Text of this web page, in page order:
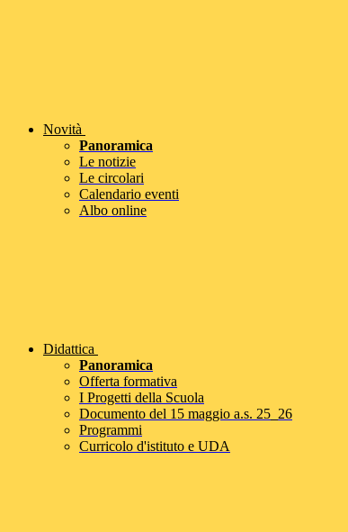
Novità
Panoramica
Le notizie
Le circolari
Calendario eventi
Albo online
Didattica
Panoramica
Offerta formativa
I Progetti della Scuola
Documento del 15 maggio a.s. 25_26
Programmi
Curricolo d'istituto e UDA